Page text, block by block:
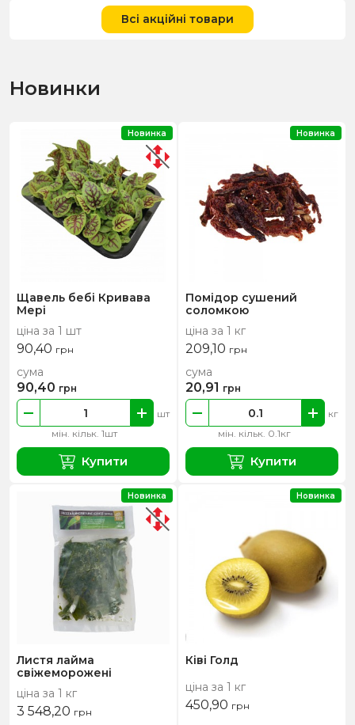
Всі акційні товари
Новинки
Щавель бебі Кривава
Мері
ціна за 1 шт
90,40 грн
мін. кільк. 1шт
шт
сума
90,40 грн
Купити
Новинка
Помідор сушений
соломкою
ціна за 1 кг
209,10 грн
мін. кільк. 0.1кг
кг
сума
20,91 грн
Купити
Новинка
Листя лайма
свіжеморожені
ціна за 1 кг
3 548,20 грн
Новинка
Ківі Голд
ціна за 1 кг
450,90 грн
Новинка